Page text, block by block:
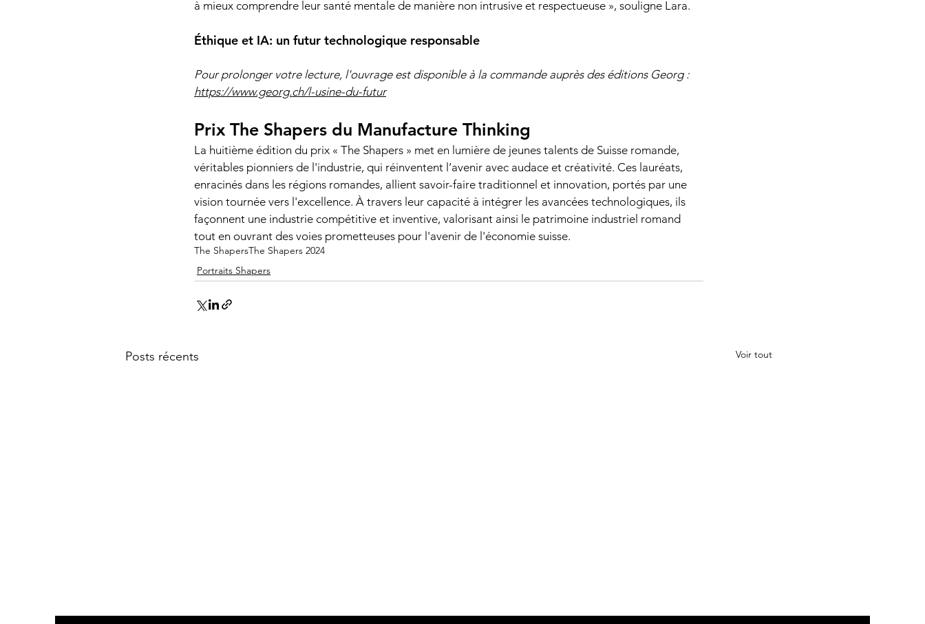
à mieux comprendre leur santé mentale de manière non intrusive et respectueuse », souligne Lara.
Éthique et IA: un futur technologique responsable
Pour prolonger votre lecture, l'ouvrage est disponible à la commande auprès des éditions Georg :
https://www.georg.ch/l-usine-du-futur
Prix The Shapers du Manufacture Thinking
La huitième édition du prix « The Shapers » met en lumière de jeunes talents de Suisse romande,
véritables pionniers de l'industrie, qui réinventent l’avenir avec audace et créativité. Ces lauréats,
enracinés dans les régions romandes, allient savoir-faire traditionnel et innovation, portés par une
vision tournée vers l'excellence. À travers leur capacité à intégrer les avancées technologiques, ils
façonnent une industrie compétitive et inventive, valorisant ainsi le patrimoine industriel romand
tout en ouvrant des voies prometteuses pour l'avenir de l'économie suisse.
The ShapersThe Shapers 2024
Portraits Shapers
Posts récents Voir tout